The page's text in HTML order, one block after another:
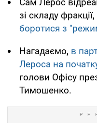
зі складу
боротися з
Нагадаємо, в
Лероса на
голови Офісу
Тимошенко.